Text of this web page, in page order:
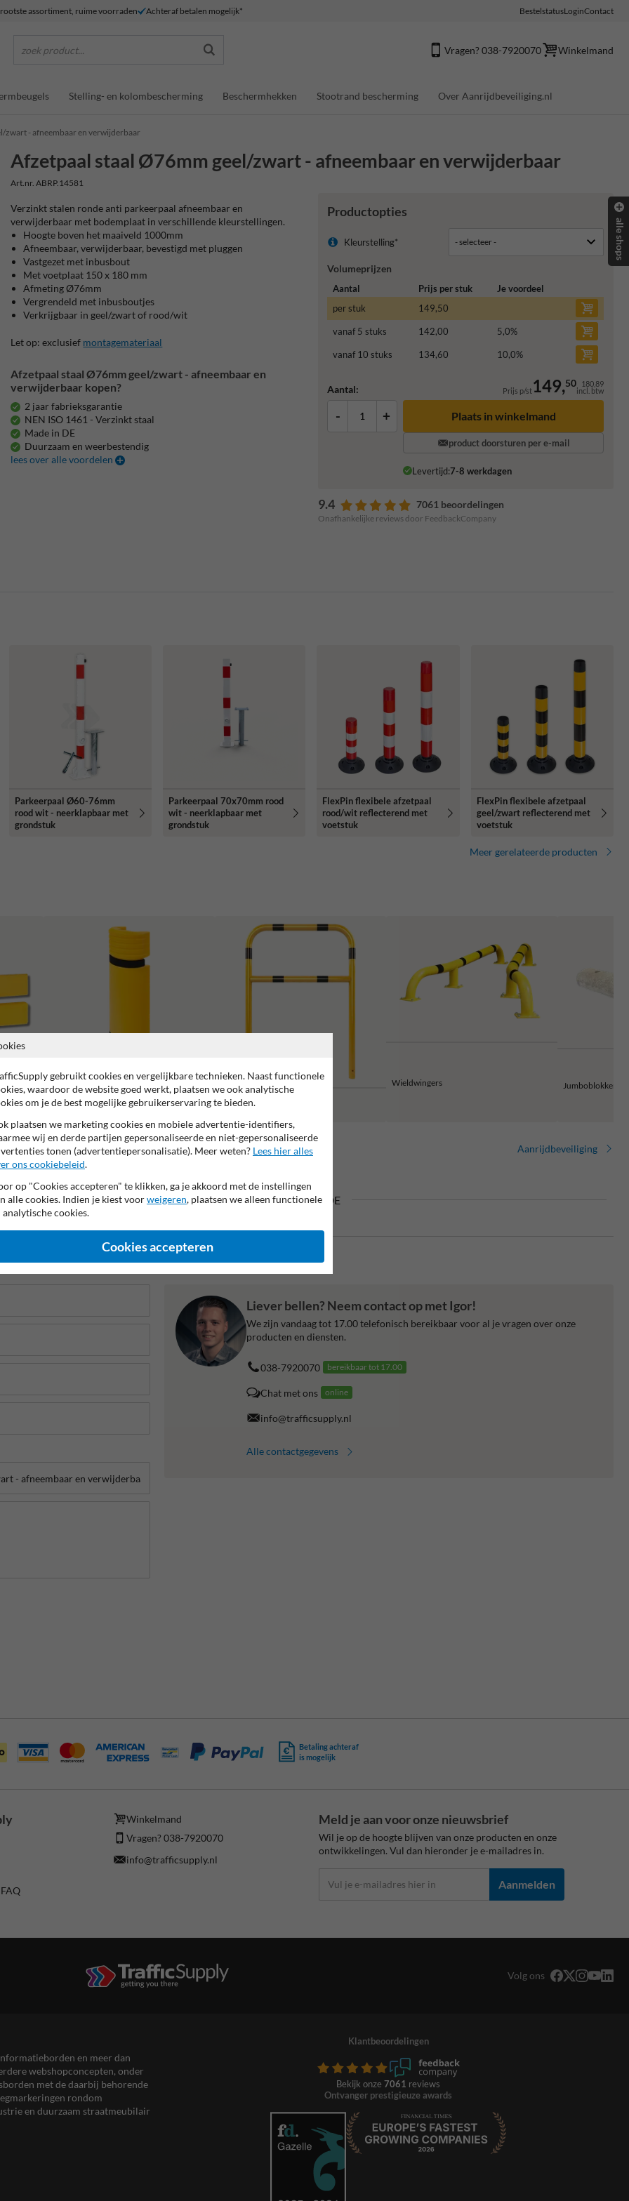
assortiment, ruime voorraden Achteraf betalen mogelijk* BestelstatusLoginContact
zoek product... Vragen? 038-7920070 Winkelmand
Stelling- en kolombescherming Beschermhekken Stootrand bescherming Over Aanrijdbeveiliging.nl
zwart - afneembaar en verwijderbaar
Afzetpaal staal Ø76mm geel/zwart - afneembaar en verwijderbaar
Art.nr. ABRP.14581
Productopties
Kleurstelling*
Volumeprijzen
Aantal Prijs per stuk
Je voordeel
per stuk
149,50
vanaf 5 stuks 142,00 5,0%
vanaf 10 stuks 134,60 10,0%
Aantal: Prijs p/st149,50 180,89
incl. btw
- + Plaats in winkelmand
product doorsturen per e-mail
Levertijd:7-8 werkdagen
9.4 7061 beoordelingen
Onafhankelijke reviews door FeedbackCompany
Verzinkt stalen ronde anti parkeerpaal afneembaar en
verwijderbaar met bodemplaat in verschillende kleurstellingen.
Hoogte boven het maaiveld 1000mm
Afneembaar, verwijderbaar, bevestigd met pluggen
Vastgezet met inbusbout
Met voetplaat 150 x 180 mm
Afmeting Ø76mm
Vergrendeld met inbusboutjes
Verkrijgbaar in geel/zwart of rood/wit
Let op: exclusief montagemateriaal
Afzetpaal staal Ø76mm geel/zwart - afneembaar en
verwijderbaar kopen?
2 jaar fabrieksgarantie
NEN ISO 1461 - Verzinkt staal
Made in DE
Duurzaam en weerbestendig
lees over alle voordelen
Parkeerpaal Ø60-76mm
rood wit - neerklapbaar met
grondstuk
Parkeerpaal 70x70mm rood
wit - neerklapbaar met
grondstuk
FlexPin flexibele afzetpaal
rood/wit reflecterend met
voetstuk
FlexPin flexibele afzetpaal
geel/zwart reflecterend met
voetstuk
Meer gerelateerde producten
Stelling en kolombescherming Beschermbeugels
Wieldwingers Jumboblokken
Aanrijdbeveiliging
jaar fabrieksgarantie NEN ISO 1461 - Verzinkt staal Made in DE
Liever bellen? Neem contact op met Igor!
We zijn vandaag tot 17.00 telefonisch bereikbaar voor al je vragen over onze
producten en diensten.
038-7920070 bereikbaar tot 17.00
Chat met ons online
info@trafficsupply.nl
Alle contactgegevens
Betaling achteraf
is mogelijk
Winkelmand
Vragen? 038-7920070
info@trafficsupply.nl
Meld je aan voor onze nieuwsbrief
Wil je op de hoogte blijven van onze producten en onze
ontwikkelingen. Vul dan hieronder je e-mailadres in.
Aanmelden
Volg ons
en meer dan
webshopconcepten, onder
met de daarbij behorende
rondom
en duurzaam straatmeubilair
Klantbeoordelingen
Bekijk onze 7061 reviews
Ontvanger prestigieuze awards
alle shops
gebruikt cookies en vergelijkbare technieken. Naast functionele
waardoor de website goed werkt, plaatsen we ook analytische
om je de best mogelijke gebruikerservaring te bieden.
plaatsen we marketing cookies en mobiele advertentie-identifiers,
wij en derde partijen gepersonaliseerde en niet-gepersonaliseerde
tonen (advertentiepersonalisatie). Meer weten? Lees hier alles
ons cookiebeleid.
op "Cookies accepteren" te klikken, ga je akkoord met de instellingen
alle cookies. Indien je kiest voorweigeren, plaatsen we alleen functionele
analytische cookies.
Cookies accepteren